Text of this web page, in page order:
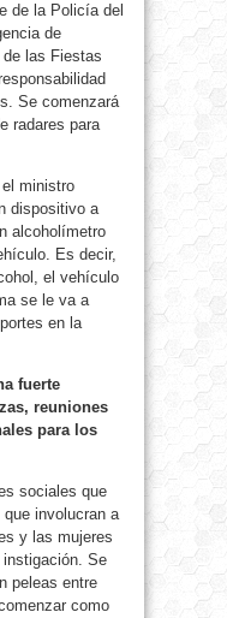
de la Policía del
de
las Fiestas
Se comenzará
radares para
ministro
dispositivo a
alcoholímetro
Es decir,
el vehículo
se le va a
en la
fuerte
reuniones
para los
sociales que
que involucran a
y las mujeres
instigación. Se
peleas entre
como